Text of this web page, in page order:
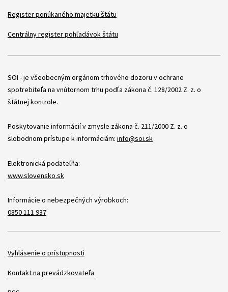
Register ponúkaného majetku štátu
Centrálny register pohľadávok štátu
Položky
SOI - je všeobecným orgánom trhového dozoru v ochrane
spotrebiteľa na vnútornom trhu podľa zákona č. 128/2002 Z. z. o
štátnej kontrole.
Poskytovanie informácií v zmysle zákona č. 211/2000 Z. z. o
slobodnom prístupe k informáciám: info@soi.sk
Elektronická podateľňa:
www.slovensko.sk
Informácie o nebezpečných výrobkoch:
0850 111 937
Položky
Vyhlásenie o prístupnosti
Kontakt na prevádzkovateľa